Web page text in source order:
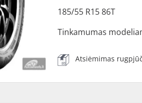
185/55 R15 86T
Tinkamumas
Atsiėmimas